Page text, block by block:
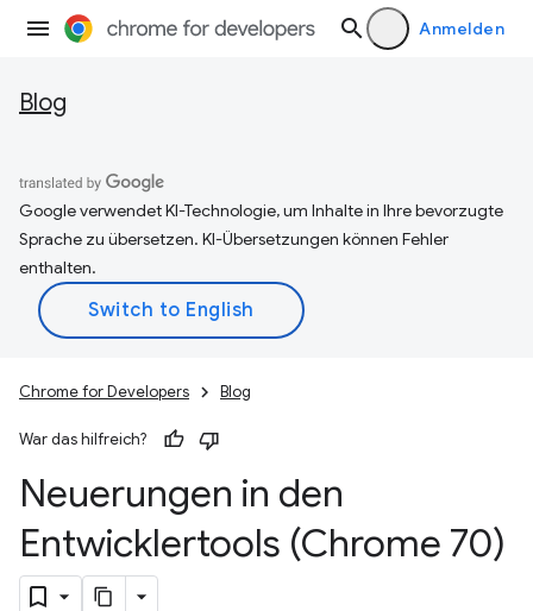
Anmelden
Blog
Google verwendet KI-Technologie, um Inhalte in Ihre bevorzugte
Sprache zu übersetzen. KI-Übersetzungen können Fehler
enthalten.
Chrome for Developers Blog
War das hilfreich?
Neuerungen in den
Entwicklertools (Chrome 70)